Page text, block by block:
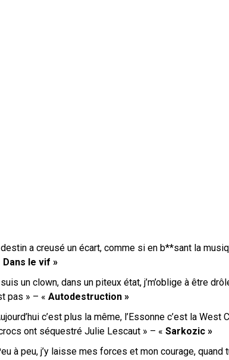
destin a creusé un écart, comme si en b**sant la
Dans le vif »
un clown, dans un piteux état, j’m’oblige à être
pas » – « Autodestruction »
c’est plus la même, l’Essonne c’est la
ont séquestré Julie Lescaut » – « Sarkozic »
à peu, j’y laisse mes forces et mon courage, quand